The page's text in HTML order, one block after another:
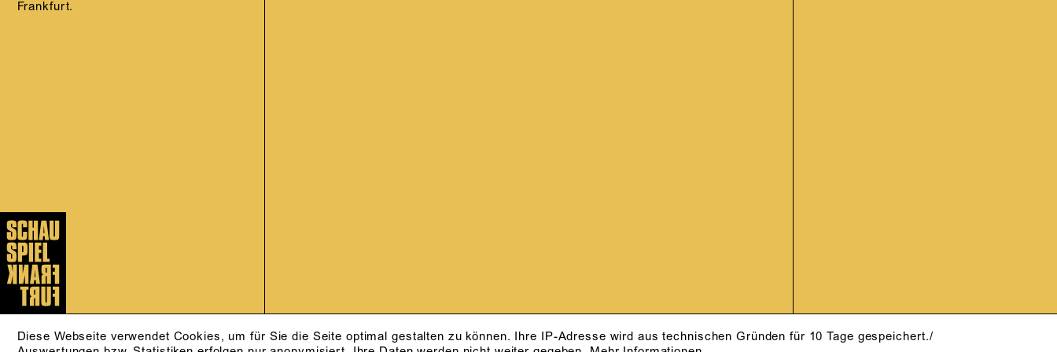
Diese Webseite verwendet Cookies, um für Sie die Seite optimal gestalten zu können. Ihre IP-Adresse wird aus technischen Gründen für 10 Tage gespeichert./
Frankfurt.